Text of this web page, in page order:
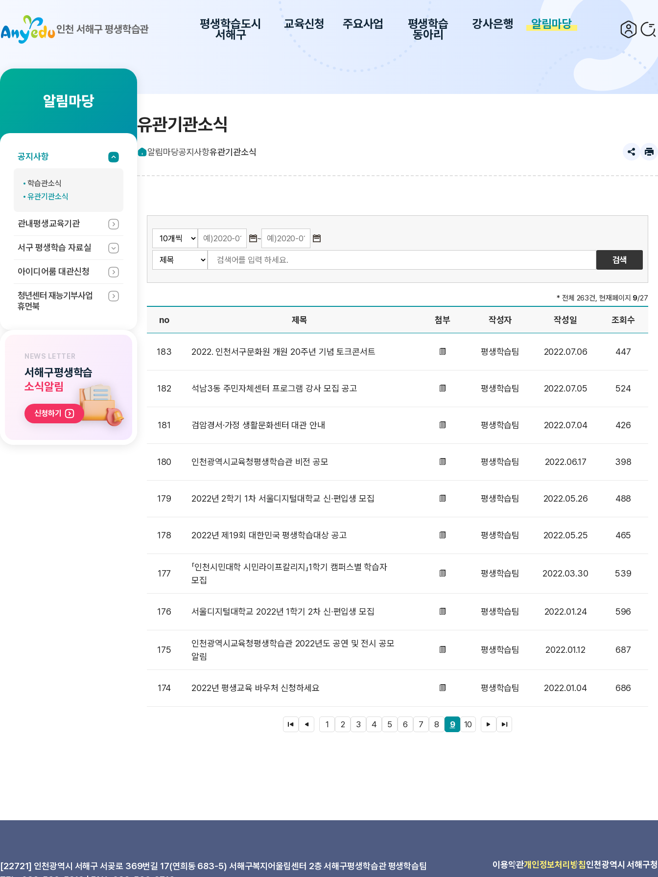
인천 서해구 평생학습관 평생학습도시
서해구
교육신청 주요사업 평생학습
동아리
강사은행 알림마당
알림마당
공지사항
학습관소식
유관기관소식
관내평생교육기관
서구 평생학습자료실
아이디어룸 대관신청
청년센터 재능기부사업
휴먼북
NEWS LETTER
서해구평생학습
소식알림
신청하기
유관기관소식
알림마당공지사항유관기관소식
~
* 전체 263건, 현재페이지 9/27
no 제목 첨부 작성자 작성일 조회수
183 2022. 인천서구문화원 개원 20주년 기념 토크콘서트 평생학습팀 2022.07.06 447
182 석남3동 주민자체센터 프로그램 강사 모집 공고 평생학습팀 2022.07.05 524
181 검암경서·가정 생활문화센터 대관 안내 평생학습팀 2022.07.04 426
180 인천광역시교육청평생학습관 비전 공모 평생학습팀 2022.06.17 398
179 2022년 2학기 1차 서울디지털대학교 신∙편입생 모집 평생학습팀 2022.05.26 488
178 2022년 제19회 대한민국 평생학습대상 공고 평생학습팀 2022.05.25 465
177
「인천시민대학 시민라이프칼리지」1학기 캠퍼스별 학습자
모집
평생학습팀 2022.03.30 539
176 서울디지털대학교 2022년 1학기 2차 신∙편입생 모집 평생학습팀 2022.01.24 596
175
인천광역시교육청평생학습관 2022년도 공연 및 전시 공모
알림
평생학습팀 2022.01.12 687
174 2022년 평생교육 바우처 신청하세요 평생학습팀 2022.01.04 686
첫 페이지 이전 페이지 그룹
1 2 3 4 5 6 7 8 9 10
[22721] 인천광역시 서해구 서곶로 369번길 17(연희동 683-5) 서해구복지어울림센터 2층 서해구평생학습관 평생학습팀
이용약관개인정보처리방침인천광역시 서해구청